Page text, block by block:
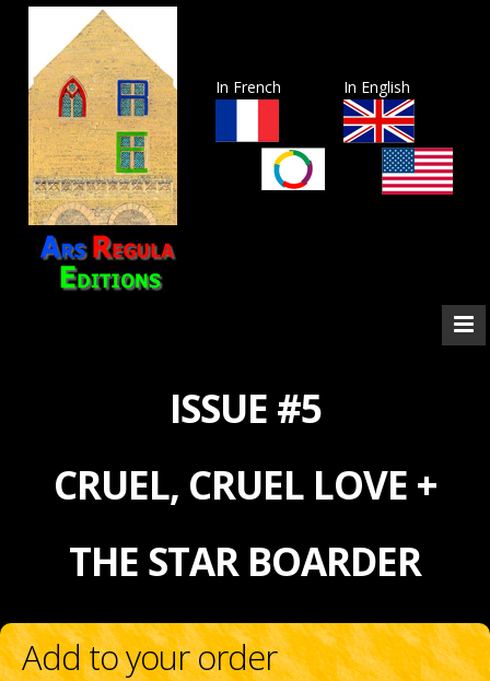
In English
In French
ISSUE #5
CRUEL, CRUEL LOVE +
THE STAR BOARDER
Add to your order